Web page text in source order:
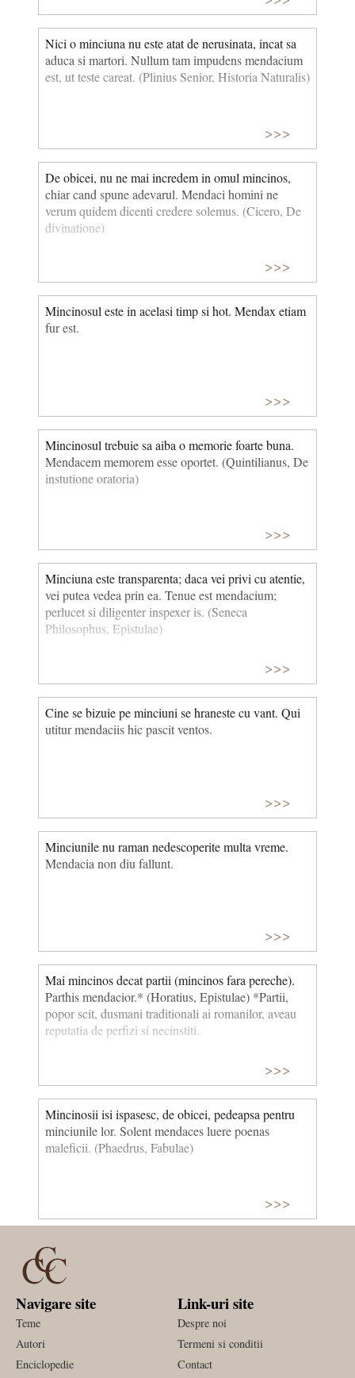
Nici o minciuna nu este atat de nerusinata, incat sa
aduca si martori. Nullum tam impudens mendacium
est, ut teste careat. (Plinius Senior, Historia Naturalis)
>>>
De obicei, nu ne mai incredem in omul mincinos,
chiar cand spune adevarul. Mendaci homini ne
verum quidem dicenti credere solemus. (Cicero, De
divinatione)
>>>
Mincinosul este in acelasi timp si hot. Mendax etiam
fur est.
>>>
Mincinosul trebuie sa aiba o memorie foarte buna.
Mendacem memorem esse oportet. (Quintilianus, De
instutione oratoria)
>>>
Minciuna este transparenta; daca vei privi cu atentie,
vei putea vedea prin ea. Tenue est mendacium;
perlucet si diligenter inspexer is. (Seneca
Philosophus, Epistulae)
>>>
Cine se bizuie pe minciuni se hraneste cu vant. Qui
utitur mendaciis hic pascit ventos.
>>>
Minciunile nu raman nedescoperite multa vreme.
Mendacia non diu fallunt.
>>>
Mai mincinos decat partii (mincinos fara pereche).
Parthis mendacior.* (Horatius, Epistulae) *Partii,
popor scit, dusmani traditionali ai romanilor, aveau
reputatia de perfizi si necinstiti.
>>>
Mincinosii isi ispasesc, de obicei, pedeapsa pentru
minciunile lor. Solent mendaces luere poenas
maleficii. (Phaedrus, Fabulae)
>>>
Navigare site
Teme
Autori
Enciclopedie
Link-uri site
Despre noi
Termeni si conditii
Contact